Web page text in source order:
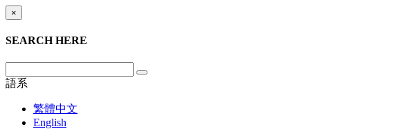
×
SEARCH HERE
語系
繁體中文
English